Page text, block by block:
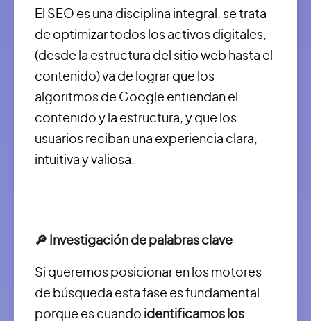
El SEO es una disciplina integral, se trata
de optimizar todos los activos digitales,
(desde la estructura del sitio web hasta el
contenido) va de lograr que los
algoritmos de Google entiendan el
contenido y la estructura, y que los
usuarios reciban una experiencia clara,
intuitiva y valiosa.
🔎 Investigación de palabras clave
Si queremos posicionar en los motores
de búsqueda esta fase es fundamental
porque es cuando identificamos los